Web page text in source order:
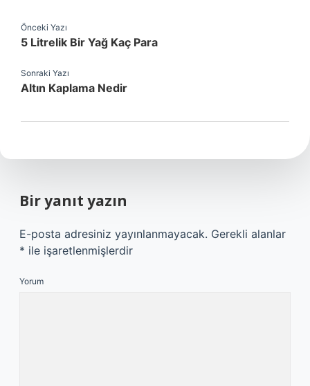
Önceki Yazı
5 Litrelik Bir Yağ Kaç Para
Sonraki Yazı
Altın Kaplama Nedir
Bir yanıt yazın
E-posta adresiniz yayınlanmayacak. Gerekli alanlar
* ile işaretlenmişlerdir
Yorum